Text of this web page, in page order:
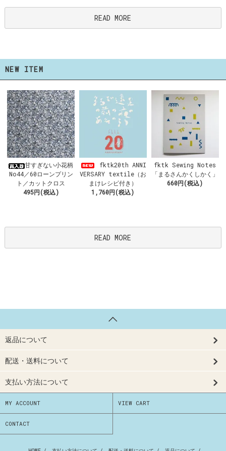
READ MORE
NEW ITEM
甘すぎない小花柄
No44／60ローンプリン
ト／カットクロス
495円(税込)
fktk20th ANNI
VERSARY textile（お
まけレシピ付き）
1,760円(税込)
fktk Sewing Notes
「まるさんかくしかく」
660円(税込)
READ MORE
返品について
配送・送料について
支払い方法について
MY ACCOUNT VIEW CART
CONTACT